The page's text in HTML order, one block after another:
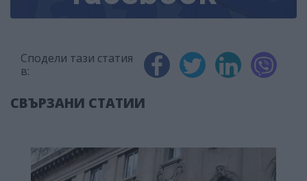
Сподели тази статия
в:
СВЪРЗАНИ СТАТИИ